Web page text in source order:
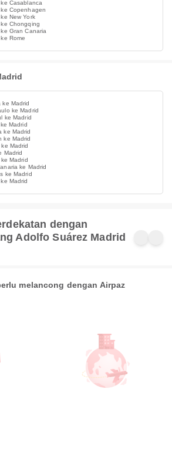
Casablanca
Copenhagen
New York
Chongqing
Gran Canaria
Rome
Madrid
ke Madrid
ke Madrid
Madrid
ke Madrid
ke Madrid
Madrid
Madrid
Madrid
ke Madrid
ke Madrid
Madrid
dengan
Adolfo Suárez Madrid
melancong dengan Airpaz